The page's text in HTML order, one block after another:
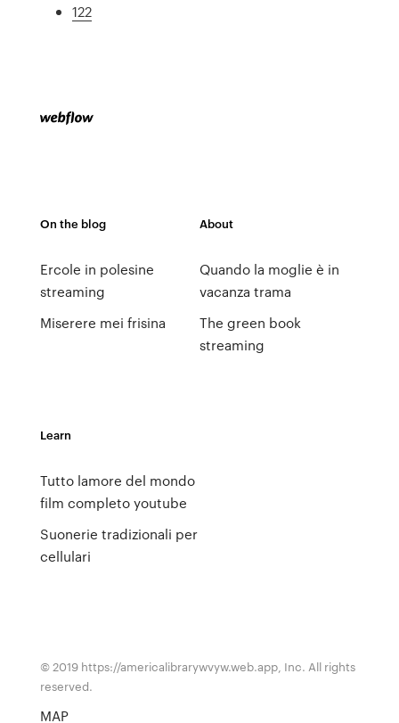
122
On the blog
Ercole in polesine
streaming
Miserere mei frisina
About
Quando la moglie è in
vacanza trama
The green book
streaming
Learn
Tutto lamore del mondo
film completo youtube
Suonerie tradizionali per
cellulari
© 2019 https://americalibrarywvyw.web.app, Inc. All rights
reserved.
MAP